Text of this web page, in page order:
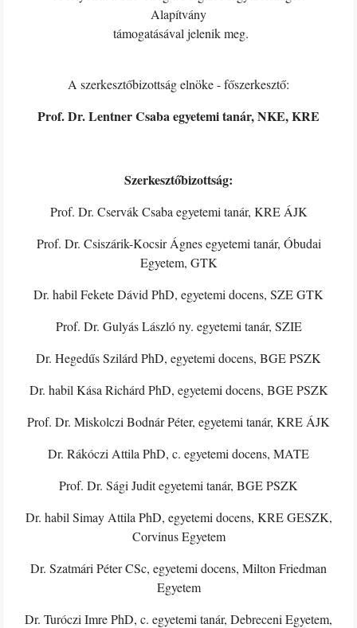
Alapítvány
támogatásával jelenik meg.
A szerkesztőbizottság elnöke - főszerkesztő:
Prof. Dr. Lentner Csaba egyetemi tanár, NKE, KRE
Szerkesztőbizottság:
Prof. Dr. Cservák Csaba egyetemi tanár, KRE ÁJK
Prof. Dr. Csiszárik-Kocsir Ágnes egyetemi tanár, Óbudai
Egyetem, GTK
Dr. habil Fekete Dávid PhD, egyetemi docens, SZE GTK
Prof. Dr. Gulyás László ny. egyetemi tanár, SZIE
Dr. Hegedűs Szilárd PhD, egyetemi docens, BGE PSZK
Dr. habil Kása Richárd PhD, egyetemi docens, BGE PSZK
Prof. Dr. Miskolczi Bodnár Péter, egyetemi tanár, KRE ÁJK
Dr. Rákóczi Attila PhD, c. egyetemi docens, MATE
Prof. Dr. Sági Judit egyetemi tanár, BGE PSZK
Dr. habil Simay Attila PhD, egyetemi docens, KRE GESZK,
Corvinus Egyetem
Dr. Szatmári Péter CSc, egyetemi docens, Milton Friedman
Egyetem
Dr. Turóczi Imre PhD, c. egyetemi tanár, Debreceni Egyetem,